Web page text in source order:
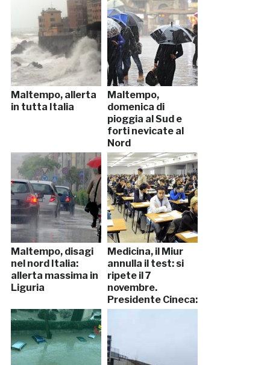
Maltempo, allerta
in tutta Italia
Maltempo,
domenica di
pioggia al Sud e
forti nevicate al
Nord
Maltempo, disagi
nel nord Italia:
allerta massima in
Liguria
Medicina, il Miur
annulla il test: si
ripete il 7
novembre.
Presidente Cineca:
“Mi dimetto”